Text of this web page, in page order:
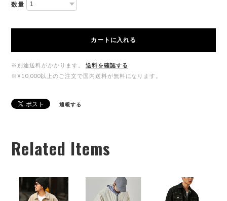
数量
カートに入れる
※別途送料がかかります。
送料を確認する
※¥10,000以上のご注文で国内送料が無料になります。
通報する
Related Items